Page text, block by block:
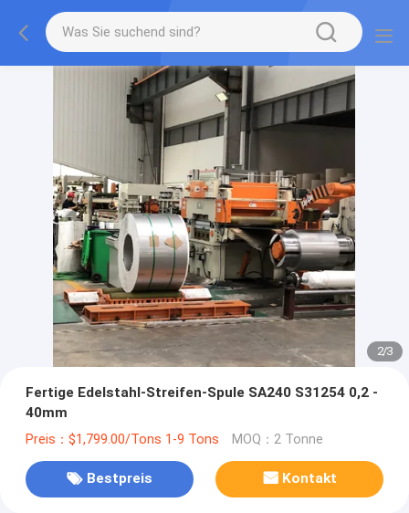
2/3
Fertige Edelstahl-Streifen-Spule SA240 S31254 0,2 -
40mm
Preis：$1,799.00/Tons 1-9 Tons MOQ：2 Tonne
Bestpreis Kontakt